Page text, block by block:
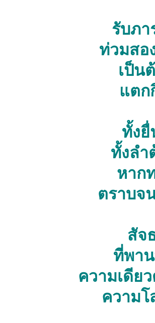
รับภ
ท่วมสอ
เป็น
แตก
ทั้งยื่
ทั้งลำ
หาก
ตราบจ
สัจ
ที่พา
ความเดีย
ความ